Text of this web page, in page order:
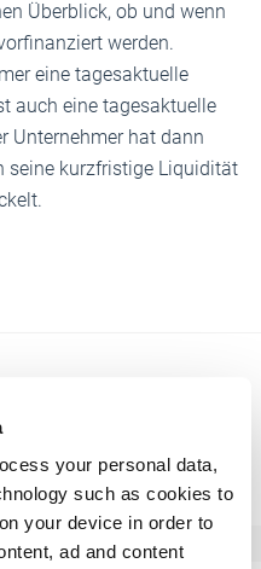
your personal data,
such as cookies to
your device in order to
ad and content
Überblick, ob und wenn
werden.
eine tagesaktuelle
auch eine tagesaktuelle
Unternehmer hat dann
seine kurzfristige Liquidität